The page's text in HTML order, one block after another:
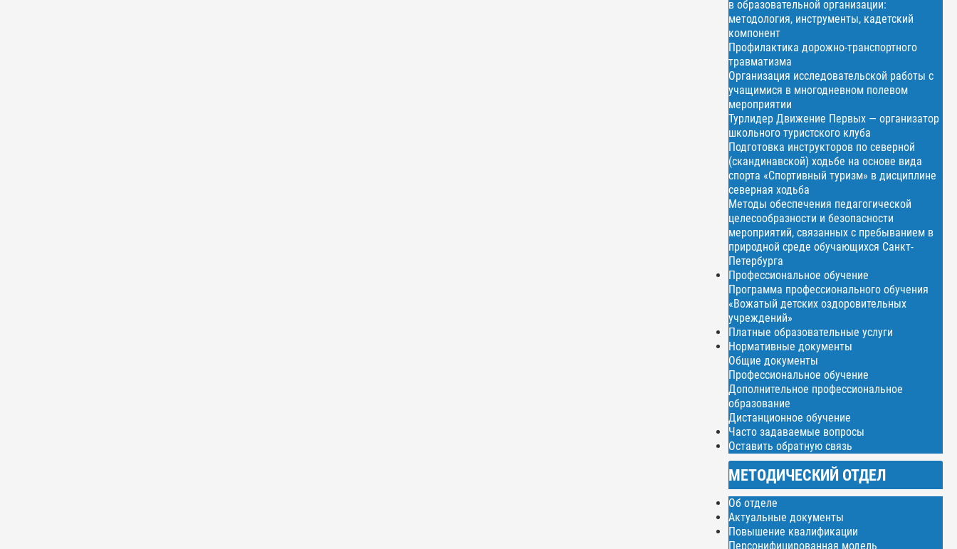
в образовательной организации:
методология, инструменты, кадетский
компонент
Профилактика дорожно-транспортного
травматизма
Организация исследовательской работы с
учащимися в многодневном полевом
мероприятии
Турлидер Движение Первых — организатор
школьного туристского клуба
Подготовка инструкторов по северной
(скандинавской) ходьбе на основе вида
спорта «Спортивный туризм» в дисциплине
северная ходьба
Методы обеспечения педагогической
целесообразности и безопасности
мероприятий, связанных с пребыванием в
природной среде обучающихся Санкт-
Петербурга
Профессиональное обучение
Программа профессионального обучения
«Вожатый детских оздоровительных
учреждений»
Платные образовательные услуги
Нормативные документы
Общие документы
Профессиональное обучение
Дополнительное профессиональное
образование
Дистанционное обучение
Часто задаваемые вопросы
Оставить обратную связь
МЕТОДИЧЕСКИЙ ОТДЕЛ
Об отделе
Актуальные документы
Повышение квалификации
Персонифицированная модель